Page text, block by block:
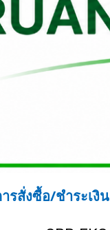
รสั่งซื้อ/ชำระเงิน